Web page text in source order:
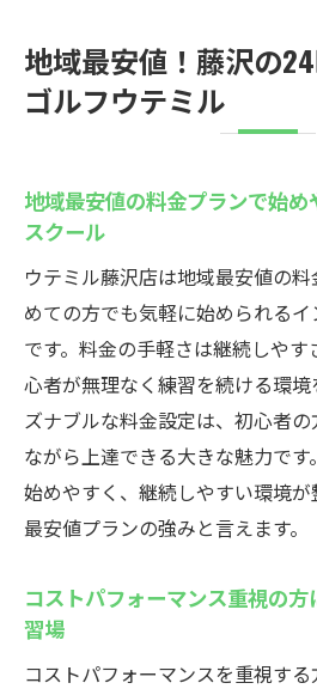
地域最安値！藤沢の
ゴルフウテミル
地域最安値の料金プランで始
スクール
ウテミル藤沢店は地域最安値の
めての方でも気軽に始められる
です。料金の手軽さは継続しや
心者が無理なく練習を続ける環境
ズナブルな料金設定は、初心者
ながら上達できる大きな魅力で
始めやすく、継続しやすい環境
最安値プランの強みと言えます。
コストパフォーマンス重視の
習場
コストパフォーマンスを重視す